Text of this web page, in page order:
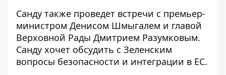
Санду также проведет встречи с премьер-
министром Денисом Шмыгалем и главой
Верховной Рады Дмитрием Разумковым.
Санду хочет обсудить с Зеленским
вопросы безопасности и интеграции в ЕС.